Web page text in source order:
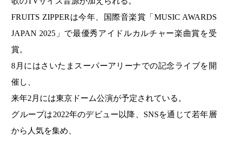
FRUITS ZIPPERは今年、国際音楽賞「MUSIC AWARDS
JAPAN 2025」で最優秀アイドルカルチャー楽曲賞を受
賞。
8月にはさいたまスーパーアリーナでの記念ライブを開
催し、
来年2月には東京ドーム公演が予定されている。
グループは2022年のデビュー以降、SNSを通じて若年層
から人気を集め、